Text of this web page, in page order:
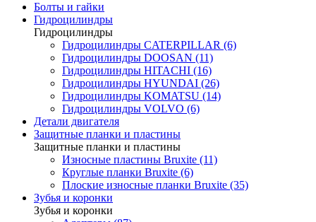
Болты и гайки
Гидроцилиндры
Гидроцилиндры
Гидроцилиндры CATERPILLAR (6)
Гидроцилиндры DOOSAN (11)
Гидроцилиндры HITACHI (16)
Гидроцилиндры HYUNDAI (26)
Гидроцилиндры KOMATSU (14)
Гидроцилиндры VOLVO (6)
Детали двигателя
Защитные планки и пластины
Защитные планки и пластины
Износные пластины Bruxite (11)
Круглые планки Bruxite (6)
Плоские износные планки Bruxite (35)
Зубья и коронки
Зубья и коронки